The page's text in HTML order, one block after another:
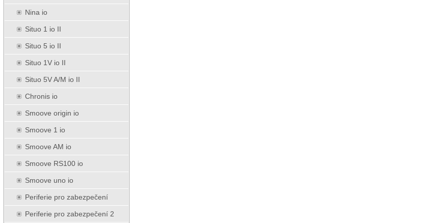
Nina io
Situo 1 io II
Situo 5 io II
Situo 1V io II
Situo 5V A/M io II
Chronis io
Smoove origin io
Smoove 1 io
Smoove AM io
Smoove RS100 io
Smoove uno io
Periferie pro zabezpečení
Periferie pro zabezpečení 2